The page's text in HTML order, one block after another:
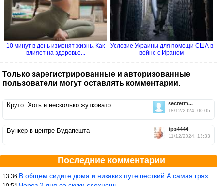
10 минут в день изменят жизнь. Как
влияет на здоровье...
Условие Украины для помощи США в
войне с Ираном
Только зарегистрированные и авторизованные
пользователи могут оставлять комментарии.
secretm...
18/12/2024, 00:05
Круто. Хоть и несколько жутковато.
fps4444
11/12/2024, 13:33
Бункер в центре Будапешта
Последние комментарии
13:36 В общем сидите дома и никаких путешествий А самая грязная в от